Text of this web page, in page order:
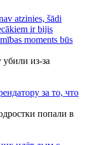
atzinies, šādi
ir bijis
moments būs
из-за
за то, что
попали в